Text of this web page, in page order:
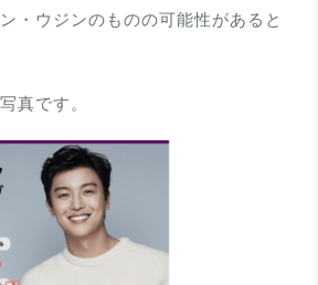
・ウジンのものの可能性があると
真です。